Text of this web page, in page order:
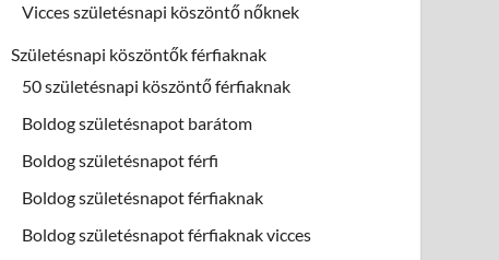
Vicces születésnapi köszöntő nőknek
Születésnapi köszöntők férfiaknak
50 születésnapi köszöntő férfiaknak
Boldog születésnapot barátom
Boldog születésnapot férfi
Boldog születésnapot férfiaknak
Boldog születésnapot férfiaknak vicces